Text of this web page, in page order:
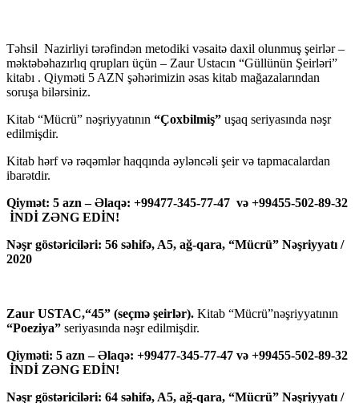
Təhsil Nazirliyi tərəfindən metodiki vəsaitə daxil olunmuş şeirlər –
məktəbəhazırlıq qrupları üçün – Zaur Ustacın “Güllünün Şeirləri”
kitabı . Qiyməti 5 AZN şəhərimizin əsas kitab mağazalarından
soruşa bilərsiniz.
Kitab “Mücrü” nəşriyyatının “Çoxbilmiş” uşaq seriyasında nəşr
edilmişdir.
Kitab hərf və rəqəmlər haqqında əyləncəli şeir və tapmacalardan
ibarətdir.
Qiymət: 5 azn – Əlaqə: +99477-345-77-47 və +99455-502-89-32
İNDİ ZƏNG EDİN!
Nəşr göstəriciləri: 56 səhifə, A5, ağ-qara, “Mücrü” Nəşriyyatı /
2020
Zaur USTAC,“45” (seçmə şeirlər). Kitab “Mücrü”nəşriyyatının
“Poeziya” seriyasında nəşr edilmişdir.
Qiyməti: 5 azn – Əlaqə: +99477-345-77-47 və +99455-502-89-32
İNDİ ZƏNG EDİN!
Nəşr göstəriciləri: 64 səhifə, A5, ağ-qara, “Mücrü” Nəşriyyatı /